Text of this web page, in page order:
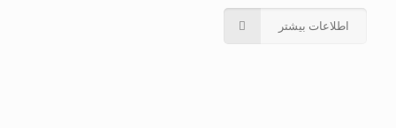
اطلاعات بیشتر